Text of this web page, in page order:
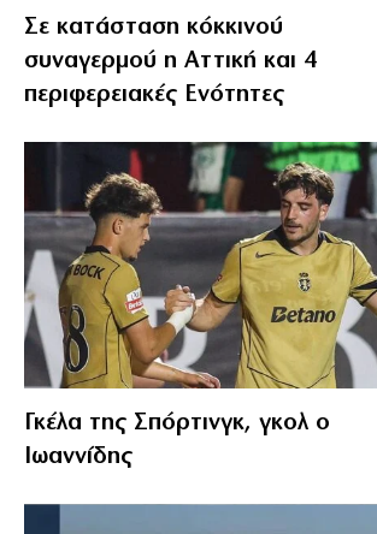
Σε κατάσταση κόκκινού
συναγερμού η Αττική και 4
περιφερειακές Ενότητες
Γκέλα της Σπόρτινγκ, γκολ ο
Ιωαννίδης